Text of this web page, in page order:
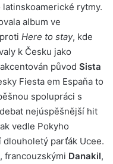
rytmy.
album ve
Here to stay, kde
k Česku jako
původ Sista
Fiesta em Espaňa to
spolupráci s
nejúspěšnější hit
vedle Pokyho
parťák Ucee.
francouzskými Danakil,